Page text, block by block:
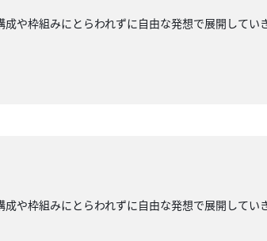
や枠組みにとらわれずに自由な発想で展開していき
や枠組みにとらわれずに自由な発想で展開していき